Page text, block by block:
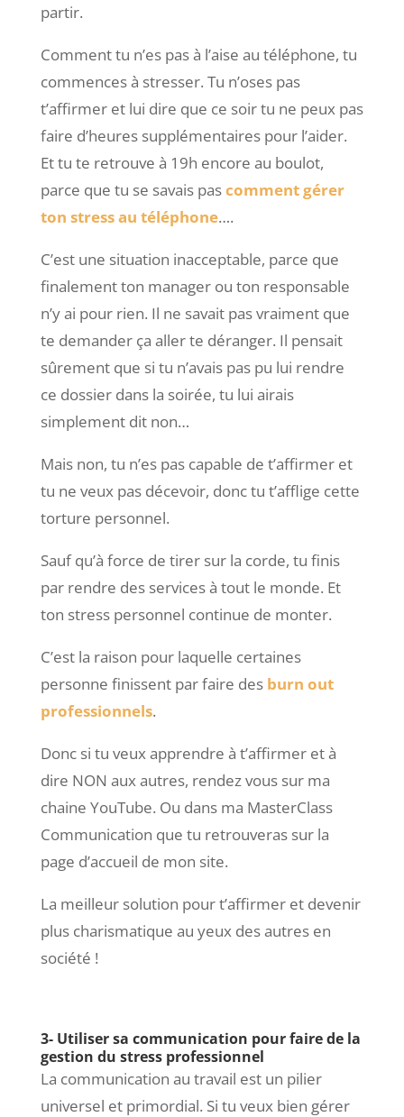
partir.
Comment tu n’es pas à l’aise au téléphone, tu
commences à stresser. Tu n’oses pas
t’affirmer et lui dire que ce soir tu ne peux pas
faire d’heures supplémentaires pour l’aider.
Et tu te retrouve à 19h encore au boulot,
parce que tu se savais pascomment gérer
ton stress au téléphone….
C’est une situation inacceptable, parce que
finalement ton manager ou ton responsable
n’y ai pour rien. Il ne savait pas vraiment que
te demander ça aller te déranger. Il pensait
sûrement que si tu n’avais pas pu lui rendre
ce dossier dans la soirée, tu lui airais
simplement dit non…
Mais non, tu n’es pas capable de t’affirmer et
tu ne veux pas décevoir, donc tu t’afflige cette
torture personnel.
Sauf qu’à force de tirer sur la corde, tu finis
par rendre des services à tout le monde. Et
ton stress personnel continue de monter.
C’est la raison pour laquelle certaines
personne finissent par faire des burn out
professionnels.
Donc si tu veux apprendre à t’affirmer et à
dire NON aux autres, rendez vous sur ma
chaine YouTube. Ou dans ma MasterClass
Communication que tu retrouveras sur la
page d’accueil de mon site.
La meilleur solution pour t’affirmer et devenir
plus charismatique au yeux des autres en
société !
3- Utiliser sa communication pour faire de la
gestion du stress professionnel
La communication au travail est un pilier
universel et primordial. Si tu veux bien gérer